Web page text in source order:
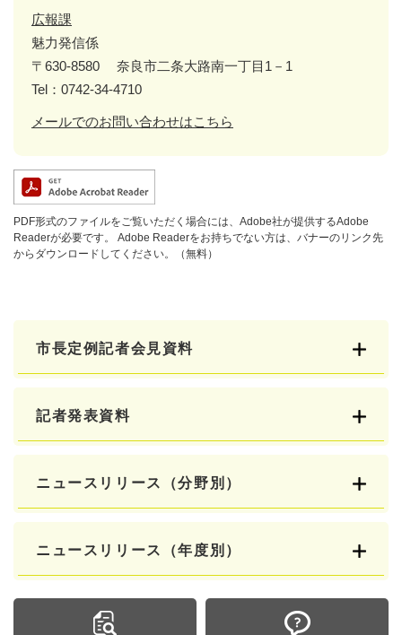
広報課
魅力発信係
〒630-8580
奈良市二条大路南一丁目1－1
Tel：0742-34-4710
メールでのお問い合わせはこちら
PDF形式のファイルをご覧いただく場合には、Adobe社が提供するAdobe
Readerが必要です。
Adobe Readerをお持ちでない方は、バナーのリンク先
からダウンロードしてください。（無料）
市長定例記者会見資料
記者発表資料
ニュースリリース（分野別）
ニュースリリース（年度別）